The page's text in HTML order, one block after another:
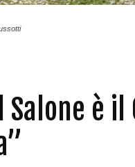
è il